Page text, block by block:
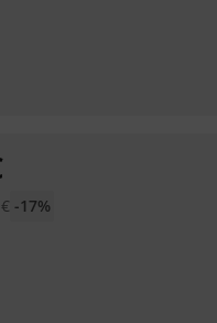
€ -17%